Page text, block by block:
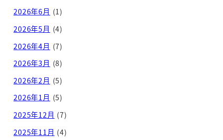
2026年6月 (1)
2026年5月 (4)
2026年4月 (7)
2026年3月 (8)
2026年2月 (5)
2026年1月 (5)
2025年12月 (7)
2025年11月 (4)